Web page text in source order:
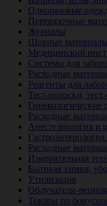
Одноразовые
Перевязочные
Журналы
Шовные материалы
Медицинский
Системы для
Расходные
Реагенты для
Тест-полоски,
Гинекологические
Расходные
Анестезиология и
Расходные
Измерительная
Бытовая химия,
Утилизация
Облучатели-
Товары по